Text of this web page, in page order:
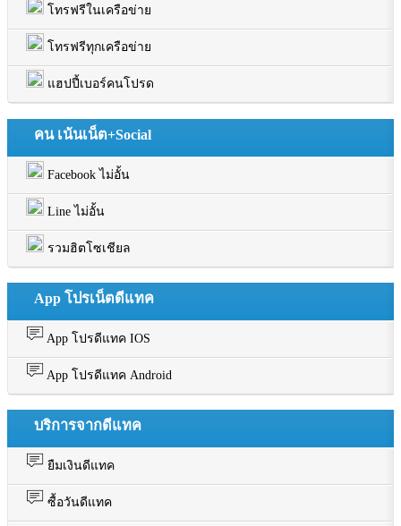
โทรฟรีในเครือข่าย
โทรฟรีทุกเครือข่าย
แฮปปี้เบอร์คนโปรด
คน เน้นเน็ต+Social
Facebook ไม่อั้น
Line ไม่อั้น
รวมฮิตโซเชียล
App โปรเน็ตดีแทค
App โปรดีแทค IOS
App โปรดีแทค Android
บริการจากดีแทค
ยืมเงินดีแทค
ซื้อวันดีแทค